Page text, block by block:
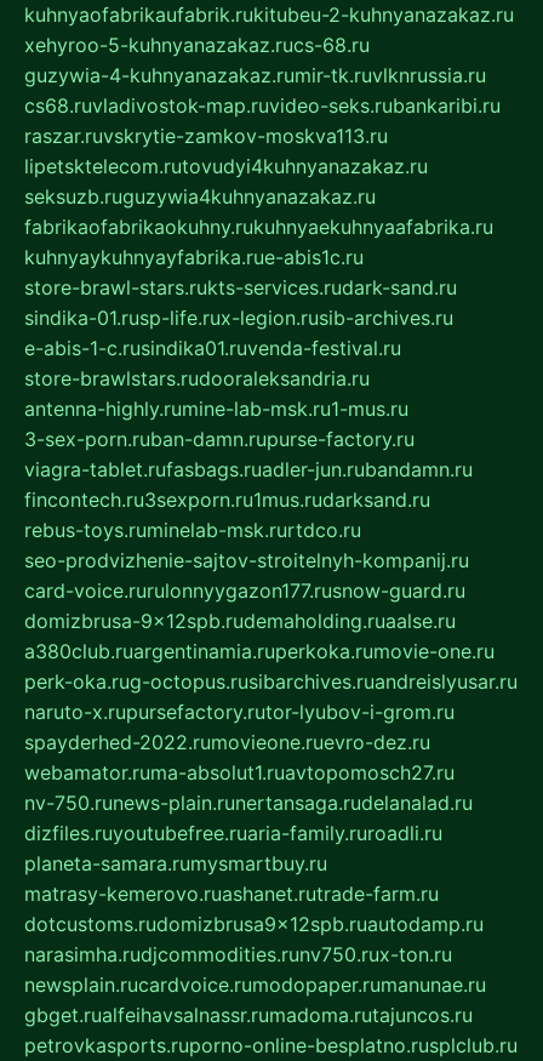
kuhnyaofabrikaufabrik.rukitubeu-2-kuhnyanazakaz.ru
xehyroo-5-kuhnyanazakaz.rucs-68.ru
guzywia-4-kuhnyanazakaz.rumir-tk.ruvlknrussia.ru
cs68.ruvladivostok-map.ruvideo-seks.rubankaribi.ru
raszar.ruvskrytie-zamkov-moskva113.ru
lipetsktelecom.rutovudyi4kuhnyanazakaz.ru
seksuzb.ruguzywia4kuhnyanazakaz.ru
fabrikaofabrikaokuhny.rukuhnyaekuhnyaafabrika.ru
kuhnyaykuhnyayfabrika.rue-abis1c.ru
store-brawl-stars.rukts-services.rudark-sand.ru
sindika-01.rusp-life.rux-legion.rusib-archives.ru
e-abis-1-c.rusindika01.ruvenda-festival.ru
store-brawlstars.rudooraleksandria.ru
antenna-highly.rumine-lab-msk.ru1-mus.ru
3-sex-porn.ruban-damn.rupurse-factory.ru
viagra-tablet.rufasbags.ruadler-jun.rubandamn.ru
fincontech.ru3sexporn.ru1mus.rudarksand.ru
rebus-toys.ruminelab-msk.rurtdco.ru
seo-prodvizhenie-sajtov-stroitelnyh-kompanij.ru
card-voice.rurulonnyygazon177.rusnow-guard.ru
domizbrusa-9x12spb.rudemaholding.ruaalse.ru
a380club.ruargentinamia.ruperkoka.rumovie-one.ru
perk-oka.rug-octopus.rusibarchives.ruandreislyusar.ru
naruto-x.rupursefactory.rutor-lyubov-i-grom.ru
spayderhed-2022.rumovieone.ruevro-dez.ru
webamator.ruma-absolut1.ruavtopomosch27.ru
nv-750.runews-plain.runertansaga.rudelanalad.ru
dizfiles.ruyoutubefree.ruaria-family.ruroadli.ru
planeta-samara.rumysmartbuy.ru
matrasy-kemerovo.ruashanet.rutrade-farm.ru
dotcustoms.rudomizbrusa9x12spb.ruautodamp.ru
narasimha.rudjcommodities.runv750.rux-ton.ru
newsplain.rucardvoice.rumodopaper.rumanunae.ru
gbget.rualfeihavsalnassr.rumadoma.rutajuncos.ru
petrovkasports.ruporno-online-besplatno.rusplclub.ru